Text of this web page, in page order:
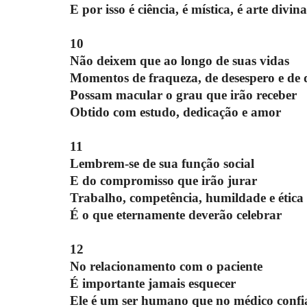
E por isso é ciência, é mística, é arte divina
10
Não deixem que ao longo de suas vidas
Momentos de fraqueza, de desespero e de
Possam macular o grau que irão receber
Obtido com estudo, dedicação e amor
11
Lembrem-se de sua função social
E do compromisso que irão jurar
Trabalho, competência, humildade e ética
É o que eternamente deverão celebrar
12
No relacionamento com o paciente
É importante jamais esquecer
Ele é um ser humano que no médico